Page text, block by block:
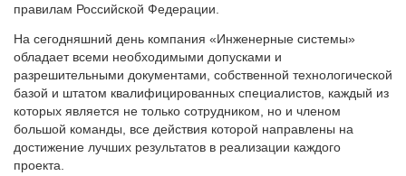
правилам Российской Федерации.
На сегодняшний день компания «Инженерные системы»
обладает всеми необходимыми допусками и
разрешительными документами, собственной технологической
базой и штатом квалифицированных специалистов, каждый из
которых является не только сотрудником, но и членом
большой команды, все действия которой направлены на
достижение лучших результатов в реализации каждого
проекта.